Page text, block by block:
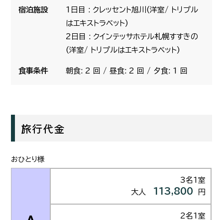
宿泊施設
1日目 : クレッセント旭川(洋室/ トリプル
はエキストラベット)
2日目 : クインテッサホテル札幌すすきの
(洋室/ トリプルはエキストラベット)
食事条件 朝食: 2 回 / 昼食: 2 回 / 夕食: 1 回
旅行代金
おひとり様
3名1室
大人
113,800 円
2名1室